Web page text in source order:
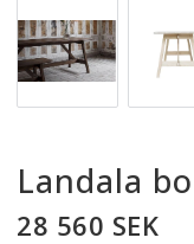
Landala
28 560 SEK